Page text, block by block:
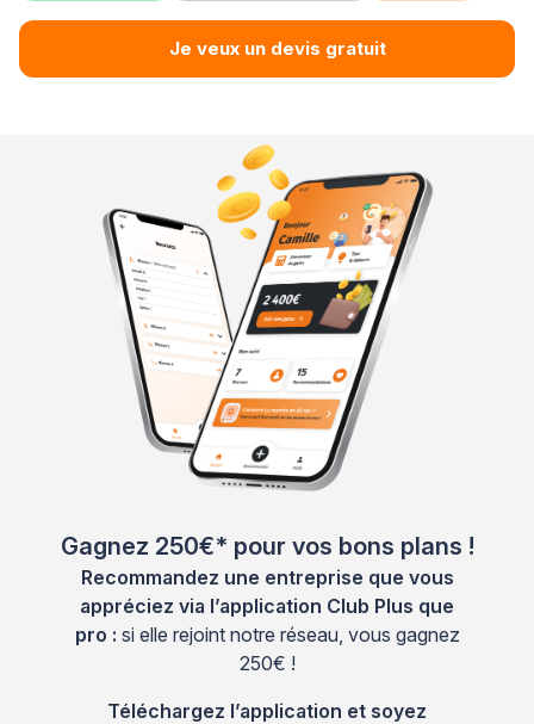
Je veux un devis gratuit
Gagnez 250€* pour vos bons plans !
Recommandez une entreprise que vous
appréciez via l’application Club Plus que
pro : si elle rejoint notre réseau, vous gagnez
250€ !
Téléchargez l’application et soyez